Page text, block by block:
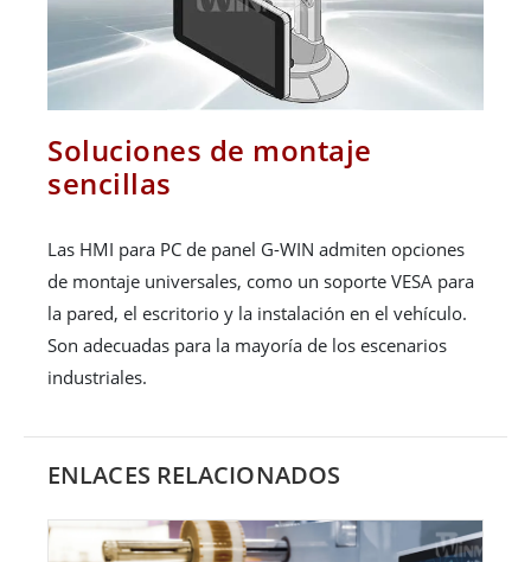
Soluciones de montaje
sencillas
Las HMI para PC de panel G-WIN admiten opciones
de montaje universales, como un soporte VESA para
la pared, el escritorio y la instalación en el vehículo.
Son adecuadas para la mayoría de los escenarios
industriales.
ENLACES RELACIONADOS